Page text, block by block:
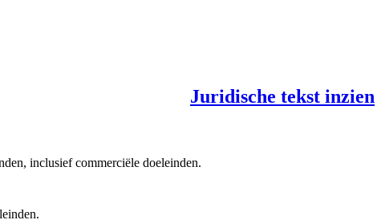
Juridische tekst inzien
inclusief commerciële doeleinden.